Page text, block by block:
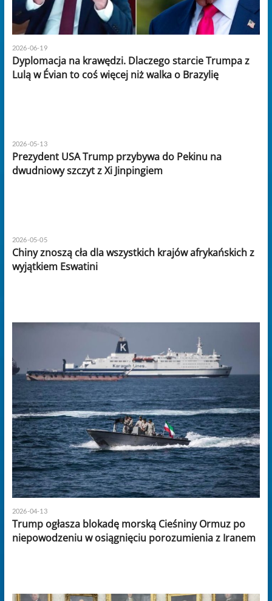
2026-06-19
Dyplomacja na krawędzi. Dlaczego starcie Trumpa z
Lulą w Évian to coś więcej niż walka o Brazylię
2026-05-13
Prezydent USA Trump przybywa do Pekinu na
dwudniowy szczyt z Xi Jinpingiem
2026-05-05
Chiny znoszą cła dla wszystkich krajów afrykańskich z
wyjątkiem Eswatini
2026-04-13
Trump ogłasza blokadę morską Cieśniny Ormuz po
niepowodzeniu w osiągnięciu porozumienia z Iranem